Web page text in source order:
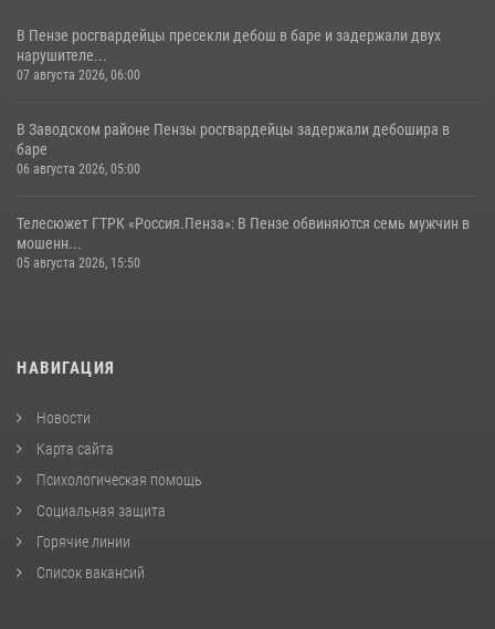
В Пензе росгвардейцы пресекли дебош в баре и задержали двух
нарушителе...
07 августа 2026, 06:00
В Заводском районе Пензы росгвардейцы задержали дебошира в
баре
06 августа 2026, 05:00
Телесюжет ГТРК «Россия.Пенза»: В Пензе обвиняются семь мужчин в
мошенн...
05 августа 2026, 15:50
НАВИГАЦИЯ
Новости
Карта сайта
Психологическая помощь
Социальная защита
Горячие линии
Список вакансий